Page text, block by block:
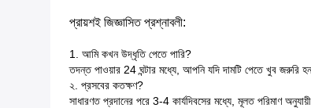
প্রায়শই জিজ্ঞাসিত প্রশ্নাবলী:
1. আমি কখন উদ্ধৃতি পেতে পারি?
তদন্ত পাওয়ার 24 ঘন্টার মধ্যে, আপনি যদি দামটি পেতে খুব জরুরি
২. প্রসবের কতক্ষণ?
সাধারণত প্রদানের পরে 3-4 কার্যদিবসের মধ্যে, মূলত পরিমাণ